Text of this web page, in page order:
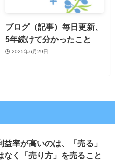
ブログ（記事）毎日更新、
5年続けて分かったこと
2025年6月29日
益率が高いのは、「売る」
なく「売り方」を売ること